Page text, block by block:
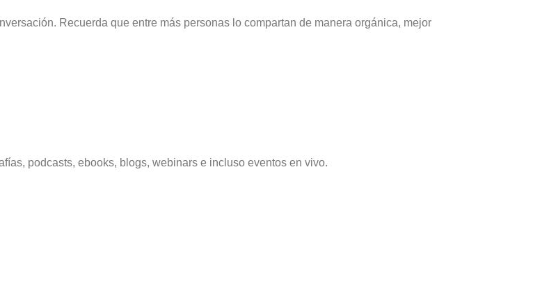
Recuerda que entre más personas lo compartan de manera orgánica, mejor
podcasts, ebooks, blogs, webinars e incluso eventos en vivo.